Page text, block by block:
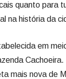
quanto para
na história da
em
mais nova de